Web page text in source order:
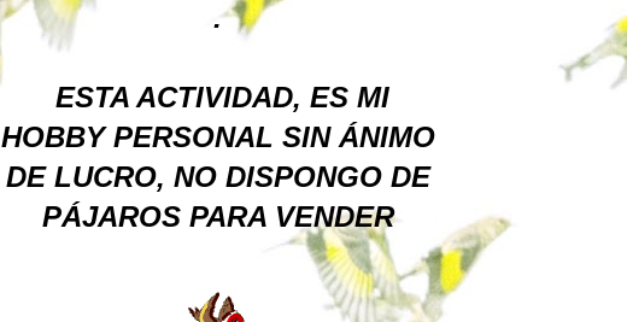
.
ESTA ACTIVIDAD, ES MI
HOBBY PERSONAL SIN ÁNIMO
DE LUCRO, NO DISPONGO DE
PÁJAROS PARA VENDER